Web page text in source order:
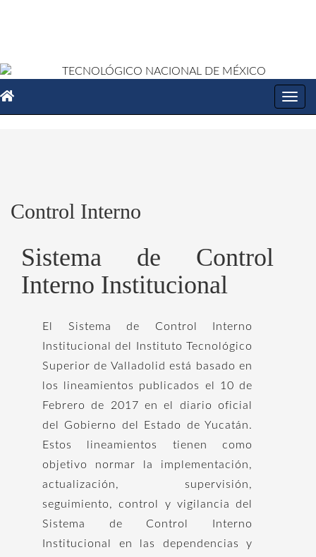
Control Interno
Sistema de Control
Interno Institucional
El Sistema de Control Interno
Institucional del Instituto Tecnológico
Superior de Valladolid está basado en
los lineamientos publicados el 10 de
Febrero de 2017 en el diario oficial
del Gobierno del Estado de Yucatán.
Estos lineamientos tienen como
objetivo normar la implementación,
actualización, supervisión,
seguimiento, control y vigilancia del
Sistema de Control Interno
Institucional en las dependencias y